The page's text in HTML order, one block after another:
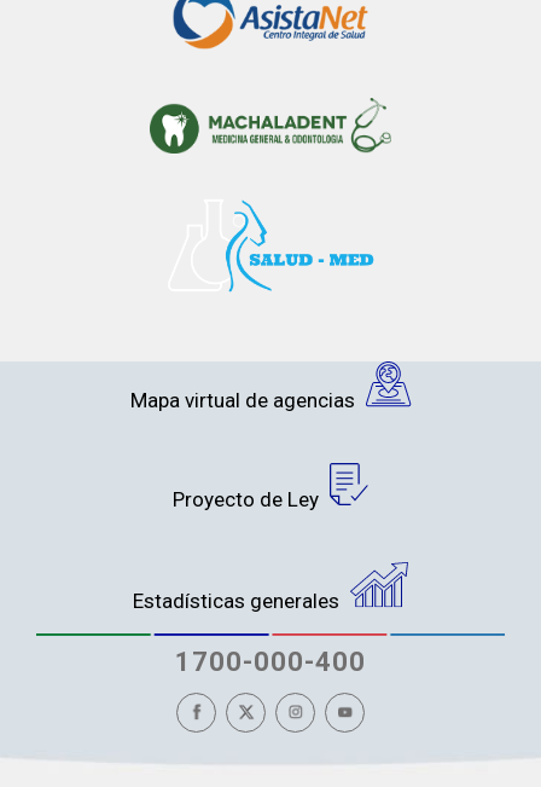
Mapa virtual de agencias
Proyecto de Ley
Estadísticas generales
1700-000-400